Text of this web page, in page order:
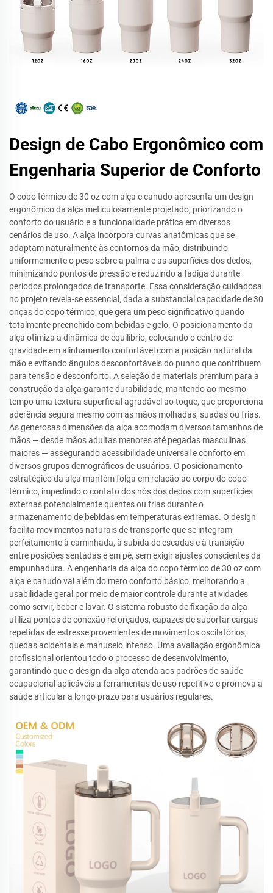
Design de Cabo Ergonômico com
Engenharia Superior de Conforto
O copo térmico de 30 oz com alça e canudo apresenta um design
ergonômico da alça meticulosamente projetado, priorizando o
conforto do usuário e a funcionalidade prática em diversos
cenários de uso. A alça incorpora curvas anatômicas que se
adaptam naturalmente às contornos da mão, distribuindo
uniformemente o peso sobre a palma e as superfícies dos dedos,
minimizando pontos de pressão e reduzindo a fadiga durante
períodos prolongados de transporte. Essa consideração cuidadosa
no projeto revela-se essencial, dada a substancial capacidade de 30
onças do copo térmico, que gera um peso significativo quando
totalmente preenchido com bebidas e gelo. O posicionamento da
alça otimiza a dinâmica de equilíbrio, colocando o centro de
gravidade em alinhamento confortável com a posição natural da
mão e evitando ângulos desconfortáveis do punho que contribuem
para tensão e desconforto. A seleção de materiais premium para a
construção da alça garante durabilidade, mantendo ao mesmo
tempo uma textura superficial agradável ao toque, que proporciona
aderência segura mesmo com as mãos molhadas, suadas ou frias.
As generosas dimensões da alça acomodam diversos tamanhos de
mãos — desde mãos adultas menores até pegadas masculinas
maiores — assegurando acessibilidade universal e conforto em
diversos grupos demográficos de usuários. O posicionamento
estratégico da alça mantém folga em relação ao corpo do copo
térmico, impedindo o contato dos nós dos dedos com superfícies
externas potencialmente quentes ou frias durante o
armazenamento de bebidas em temperaturas extremas. O design
facilita movimentos naturais de transporte que se integram
perfeitamente à caminhada, à subida de escadas e à transição
entre posições sentadas e em pé, sem exigir ajustes conscientes da
empunhadura. A engenharia da alça do copo térmico de 30 oz com
alça e canudo vai além do mero conforto básico, melhorando a
usabilidade geral por meio de maior controle durante atividades
como servir, beber e lavar. O sistema robusto de fixação da alça
utiliza pontos de conexão reforçados, capazes de suportar cargas
repetidas de estresse provenientes de movimentos oscilatórios,
quedas acidentais e manuseio intenso. Uma avaliação ergonômica
profissional orientou todo o processo de desenvolvimento,
garantindo que o design da alça atenda aos padrões de saúde
ocupacional aplicáveis a ferramentas de uso repetitivo e promova a
saúde articular a longo prazo para usuários regulares.